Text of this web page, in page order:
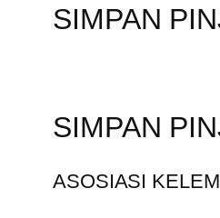
SIMPAN
SIMPAN
ASOSIASI